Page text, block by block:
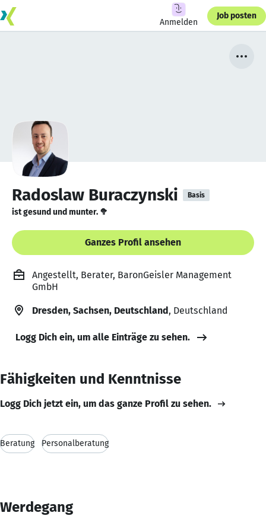
Anmelden
Job posten
Radoslaw Buraczynski Basis
ist gesund und munter. 🥦
Ganzes Profil ansehen
Angestellt, Berater, BaronGeisler Management
GmbH
Dresden, Sachsen, Deutschland, Deutschland
Logg Dich ein, um alle Einträge zu sehen.
Fähigkeiten und Kenntnisse
Logg Dich jetzt ein, um das ganze Profil zu sehen.
Beratung Personalberatung
Werdegang